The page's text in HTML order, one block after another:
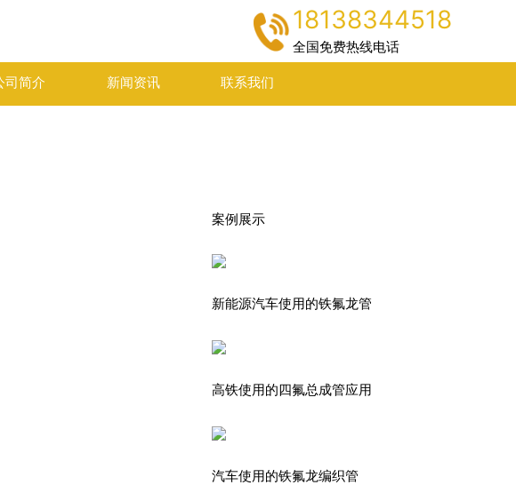
18138344518
全国免费热线电话
司简介 新闻资讯 联系我们
案例展示
新能源汽车使用的铁氟龙管
高铁使用的四氟总成管应用
汽车使用的铁氟龙编织管